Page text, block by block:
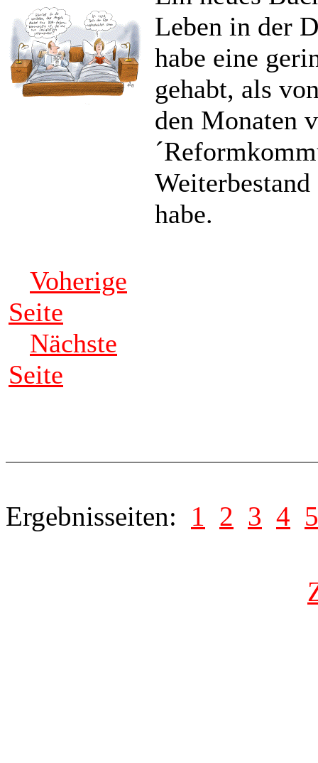
Leben in der
habe eine
gehabt, als
den Monaten
habe.
Voherige
Seite
Nächste
Seite
Ergebnisseiten: 1 2 3 4 5